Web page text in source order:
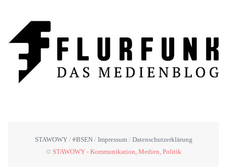
STAWOWY #BSEN Impressum
Datenschutzerklärung
© STAWOWY - Kommunikation, Medien, Politik